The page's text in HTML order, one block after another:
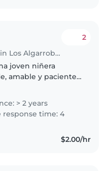
Babysitter in Los Algarrobos
2
joven niñera
amable y paciente,
considero una
atenta y de
> 2 years
response time: 4
$2.00/hr